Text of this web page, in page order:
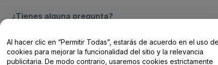
¿Tienes alguna pregunta?
Centro de Ayuda / Contacto
Al hacer clic en “Permitir Todas”, estarás de acuerdo en el uso
cookies para mejorar la funcionalidad del sitio y la relevancia
publicitaria. De modo contrario, usaremos cookies estrictamente